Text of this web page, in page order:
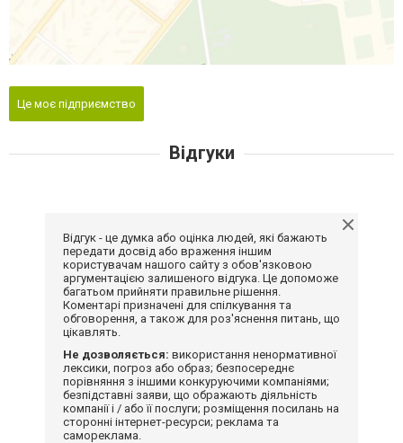
Це моє підприємство
Відгуки
Відгук - це думка або оцінка людей, які бажають
передати досвід або враження іншим
користувачам нашого сайту з обов'язковою
аргументацією залишеного відгука. Це допоможе
багатьом прийняти правильне рішення.
Коментарі призначені для спілкування та
обговорення, а також для роз'яснення питань, що
цікавлять.
Не дозволяється: використання ненормативної
лексики, погроз або образ; безпосереднє
порівняння з іншими конкуруючими компаніями;
безпідставні заяви, що ображають діяльність
компанії і / або її послуги; розміщення посилань на
сторонні інтернет-ресурси; реклама та
самореклама.